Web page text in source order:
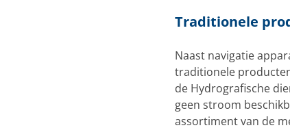
Traditionele
Naast navigatie
traditionele
de Hydrografische
geen stroom
assortiment van de